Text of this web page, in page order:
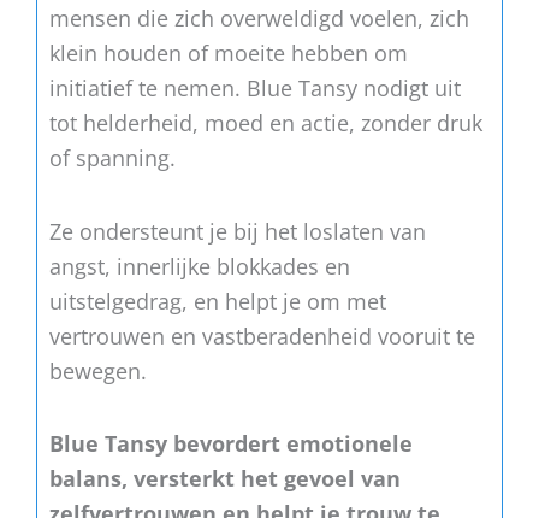
mensen die zich overweldigd voelen, zich
klein houden of moeite hebben om
initiatief te nemen. Blue Tansy nodigt uit
tot helderheid, moed en actie, zonder druk
of spanning.
Ze ondersteunt je bij het loslaten van
angst, innerlijke blokkades en
uitstelgedrag, en helpt je om met
vertrouwen en vastberadenheid vooruit te
bewegen.
Blue Tansy bevordert emotionele
balans, versterkt het gevoel van